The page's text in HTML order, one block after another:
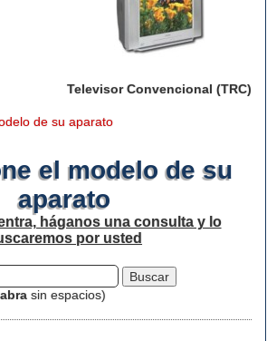
Televisor Convencional (TRC)
de su aparato
el modelo de su
aparato
háganos una consulta y lo
por usted
sin espacios)